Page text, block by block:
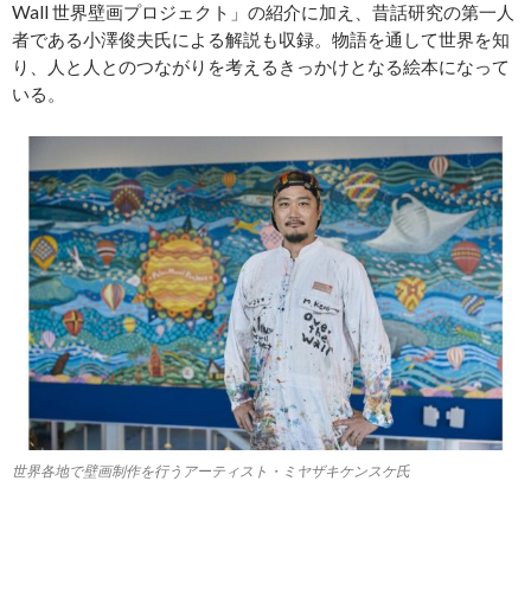
Wall 世界壁画プロジェクト」の紹介に加え、昔話研究の第一人
者である小澤俊夫氏による解説も収録。物語を通して世界を知
り、人と人とのつながりを考えるきっかけとなる絵本になって
いる。
世界各地で壁画制作を行うアーティスト・ミヤザキケンスケ氏